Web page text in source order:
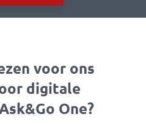
voor ons
digitale
One?